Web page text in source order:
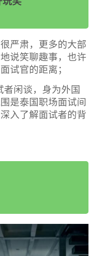
严肃，更多的大部
说笑聊趣事，也许
试官的距离；
闲谈，身为外国
是泰国职场面试间
入了解面试者的背